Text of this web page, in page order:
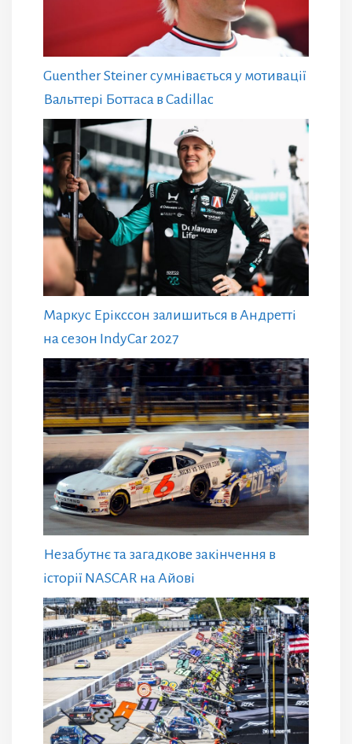
Guenther Steiner сумнівається у мотивації
Вальттері Боттаса в Cadillac
Маркус Ерікссон залишиться в Андретті
на сезон IndyCar 2027
Незабутнє та загадкове закінчення в
історії NASCAR на Айові